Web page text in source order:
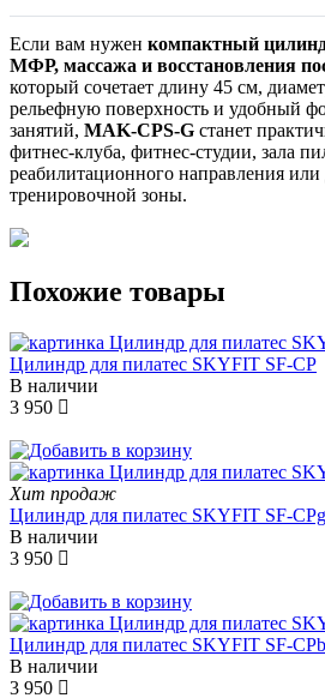
Если вам нужен компактный
МФР, массажа и восстановления
который сочетает длину 45 см,
рельефную поверхность и удобный
занятий, MAK-CPS-G станет
фитнес-клуба, фитнес-студии, зала
реабилитационного направления
тренировочной зоны.
Похожие товары
Цилиндр для пилатес SKYFIT SF-CP
В наличии
3 950
Хит продаж
Цилиндр для пилатес SKYFIT SF-CPg
В наличии
3 950
Цилиндр для пилатес SKYFIT SF-CPb
В наличии
3 950